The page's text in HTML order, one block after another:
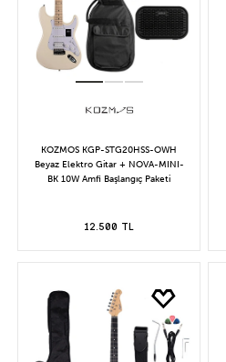
KOZMOS KGP-STG20HSS-OWH
Beyaz Elektro Gitar + NOVA-MINI-
BK 10W Amfi Başlangıç Paketi
12.500 TL